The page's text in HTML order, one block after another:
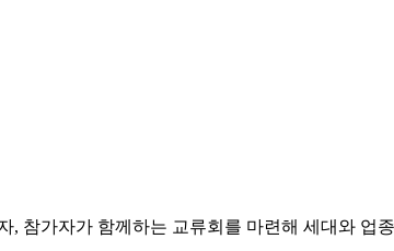
, 참가자가 함께하는 교류회를 마련해 세대와 업